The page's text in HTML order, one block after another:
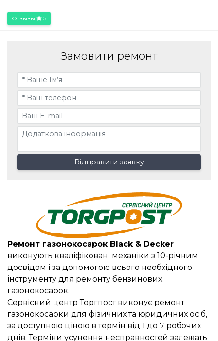
Отзывы 5
Ремонт газонокосарок Black & Decker
виконують кваліфіковані механіки з 10-річним
досвідом і за допомогою всього необхідного
інструменту для ремонту бензинових
газонокосарок.
Сервісний центр Торгпост виконує ремонт
газонокосарки для фізичних та юридичних осіб,
за доступною ціною в термін від 1 до 7 робочих
днів. Терміни усунення несправностей залежать
Замовити ремонт
Відправити заявку